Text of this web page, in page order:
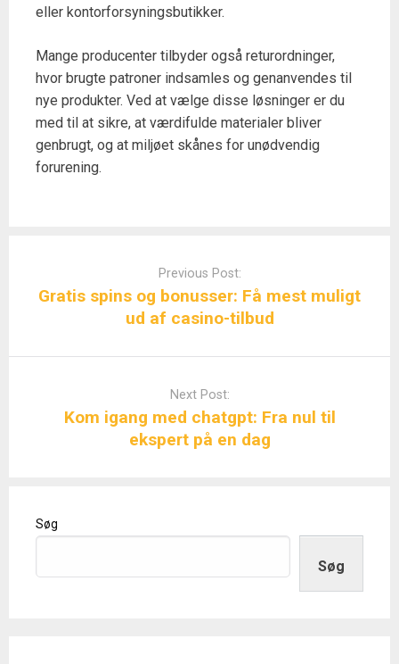
eller kontorforsyningsbutikker.
Mange producenter tilbyder også returordninger,
hvor brugte patroner indsamles og genanvendes til
nye produkter. Ved at vælge disse løsninger er du
med til at sikre, at værdifulde materialer bliver
genbrugt, og at miljøet skånes for unødvendig
forurening.
Previous Post:
Gratis spins og bonusser: Få mest muligt
ud af casino-tilbud
Next Post:
Kom igang med chatgpt: Fra nul til
ekspert på en dag
Søg
Søg